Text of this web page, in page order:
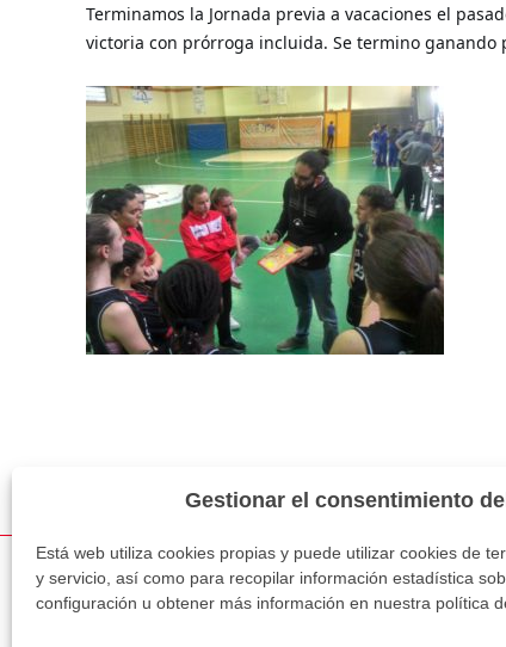
Gestionar el consentimiento
Está web utiliza cookies propias y puede utilizar cookies de
y servicio, así como para recopilar información estadística
configuración u obtener más información en nuestra política
Terminamos la Jornada previa a vacaciones el
victoria con prórroga incluida. Se termino
Los comentarios están cerrados.
© 2026 CB Santa Marta. Todos los derechos